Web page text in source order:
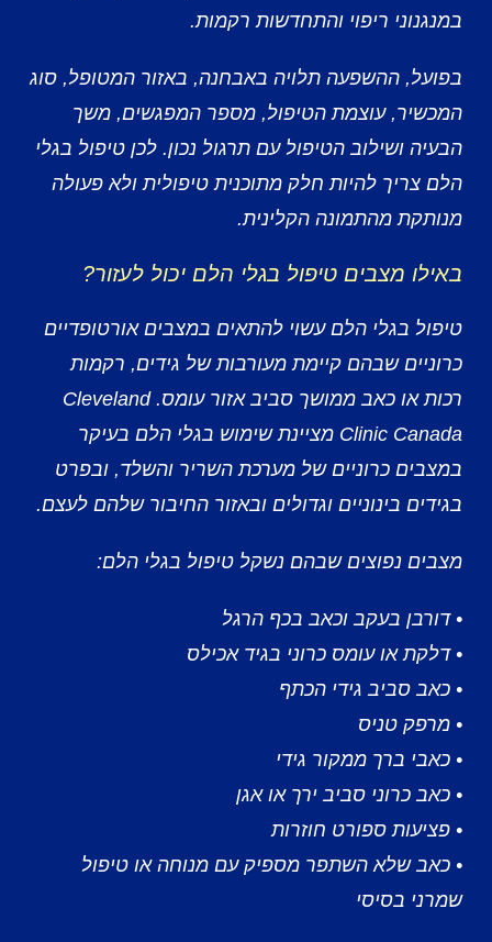
במנגנוני ריפוי והתחדשות רקמות.
בפועל, ההשפעה תלויה באבחנה, באזור המטופל, סוג
המכשיר, עוצמת הטיפול, מספר המפגשים, משך
הבעיה ושילוב הטיפול עם תרגול נכון. לכן טיפול בגלי
הלם צריך להיות חלק מתוכנית טיפולית ולא פעולה
מנותקת מהתמונה הקלינית.
באילו מצבים טיפול בגלי הלם יכול לעזור?
טיפול בגלי הלם עשוי להתאים במצבים אורטופדיים
כרוניים שבהם קיימת מעורבות של גידים, רקמות
רכות או כאב ממושך סביב אזור עומס. Cleveland
Clinic Canada מציינת שימוש בגלי הלם בעיקר
במצבים כרוניים של מערכת השריר והשלד, ובפרט
בגידים בינוניים וגדולים ובאזור החיבור שלהם לעצם.
מצבים נפוצים שבהם נשקל טיפול בגלי הלם:
• דורבן בעקב וכאב בכף הרגל
• דלקת או עומס כרוני בגיד אכילס
• כאב סביב גידי הכתף
• מרפק טניס
• כאבי ברך ממקור גידי
• כאב כרוני סביב ירך או אגן
• פציעות ספורט חוזרות
• כאב שלא השתפר מספיק עם מנוחה או טיפול
שמרני בסיסי